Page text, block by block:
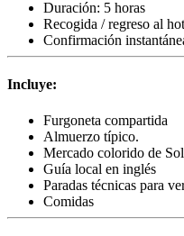
Duración: 5 horas
Recogida / regreso al
Confirmación
Incluye:
Furgoneta compartida
Almuerzo típico.
Mercado colorido de
Guía local en inglés
Paradas técnicas para
Comidas